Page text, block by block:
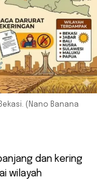
(Nano Banana
dan kering
wilayah